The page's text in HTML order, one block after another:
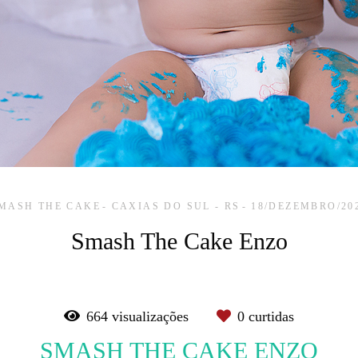
THE CAKE CAXIAS DO SUL - RS 18/DEZEMBRO/
Smash The Cake Enzo
664 visualizações 0 curtidas
SMASH THE CAKE ENZO